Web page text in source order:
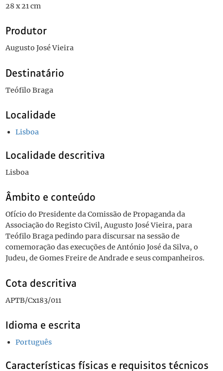
28 x 21 cm
Produtor
Augusto José Vieira
Destinatário
Teófilo Braga
Localidade
Lisboa
Localidade descritiva
Lisboa
Âmbito e conteúdo
Ofício do Presidente da Comissão de Propaganda da
Associação do Registo Civil, Augusto José Vieira, para
Teófilo Braga pedindo para discursar na sessão de
comemoração das execuções de António José da Silva, o
Judeu, de Gomes Freire de Andrade e seus companheiros.
Cota descritiva
APTB/Cx183/011
Idioma e escrita
Português
Características físicas e requisitos técnicos